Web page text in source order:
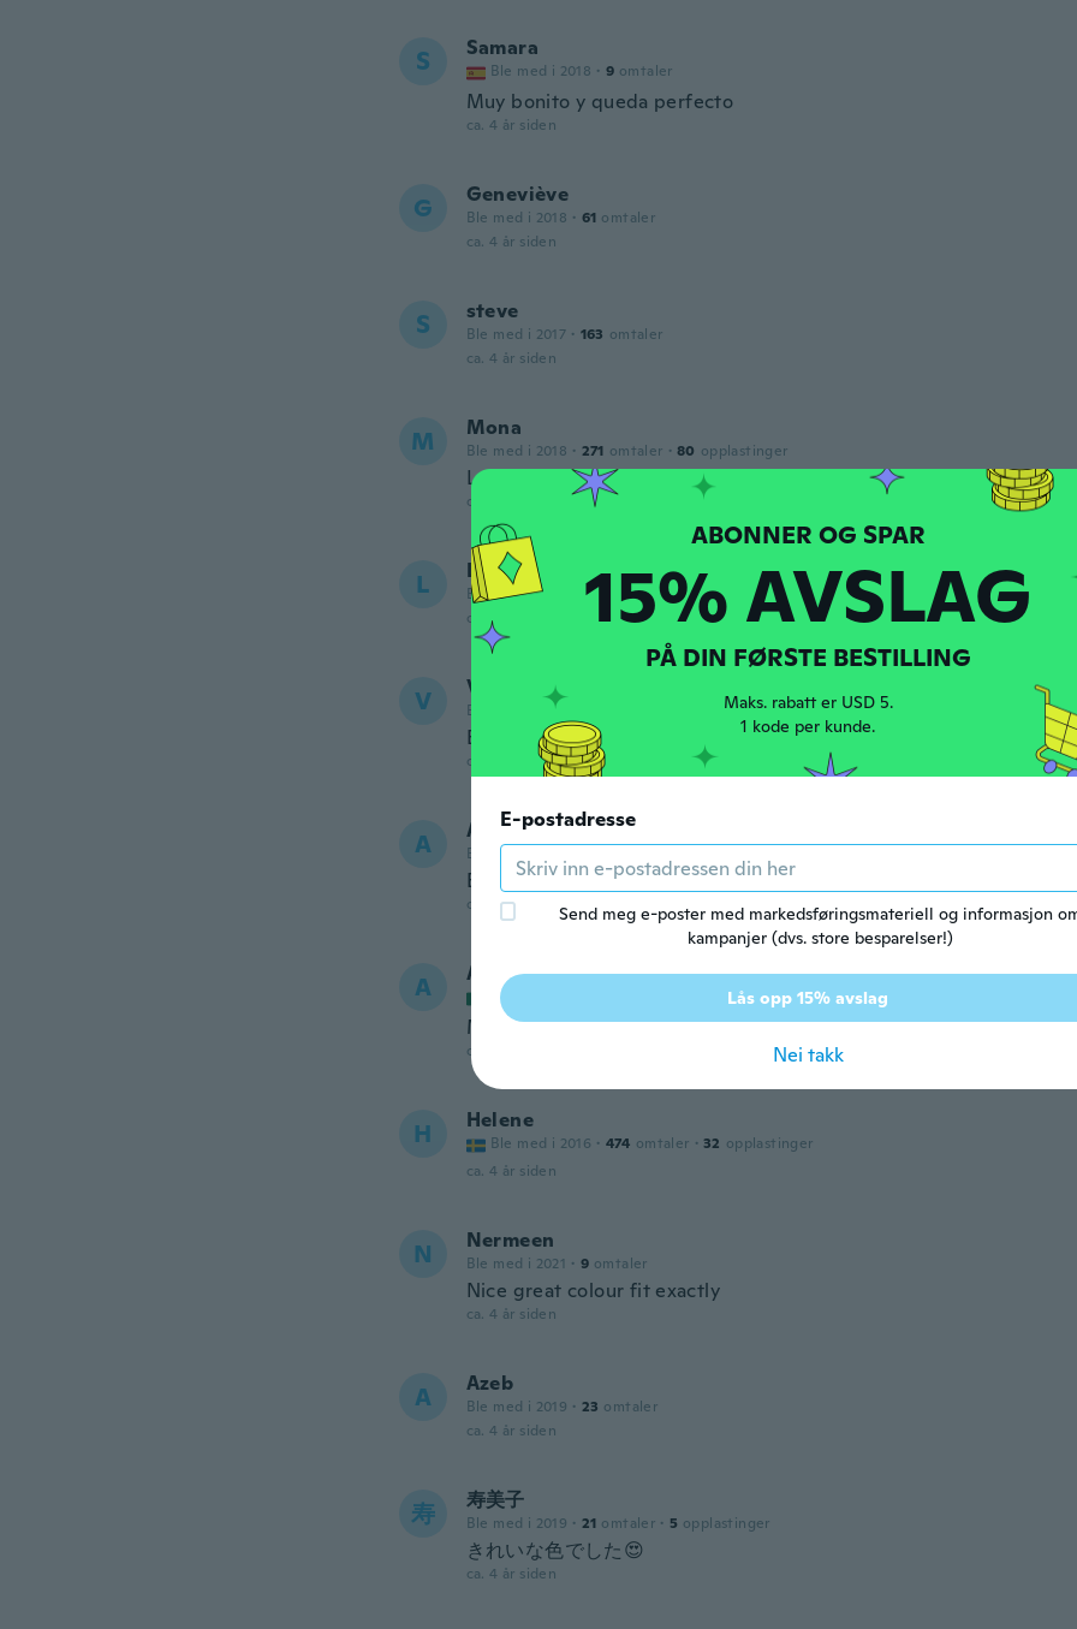
S Samara
Ble med i 2018 · 9 omtaler
Muy bonito y queda perfecto
ca. 4 år siden
G Geneviève
Ble med i 2018 · 61 omtaler
ca. 4 år siden
S steve
Ble med i 2017 · 163 omtaler
ca. 4 år siden
M Mona
Ble med i 2018 · 271 omtaler · 80 opplastinger
Lovely 😍
ca. 4 år siden
L Lily
Ble med i 2016 7 omtaler
ca. 4 år siden
V Vanessa
Ble med i 2016 opplastinger
Extra large appears to be equivalent to the Australian Size 10 not
ca. 4 år siden
A Ana Patricia
Ble med i 2017
Esta muy lindo.
ca. 4 år siden
A Alejandra
Ble med i 2019
Me quedo super padre excelente tela me encantó
ca. 4 år siden
H Helene
Ble med i 2016 · 474 omtaler · 32 opplastinger
ca. 4 år siden
N Nermeen
Ble med i 2021 · 9 omtaler
Nice great colour fit exactly
ca. 4 år siden
A Azeb
Ble med i 2019 · 23 omtaler
ca. 4 år siden
寿 寿美子
Ble med i 2019 · 21 omtaler · 5 opplastinger
きれいな色でした😍
ca. 4 år siden
15% AVSLAG
PÅ DIN FØRSTE BESTILLING
Maks. rabatt er USD 5.
1 kode per kunde.
E-postadresse
Send meg e-poster med markedsføringsmateriell og informasjon
kampanjer (dvs. store besparelser!)
Lås opp 15% avslag
Nei takk